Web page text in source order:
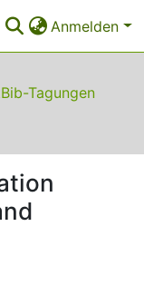
Anmelden
Tagungen